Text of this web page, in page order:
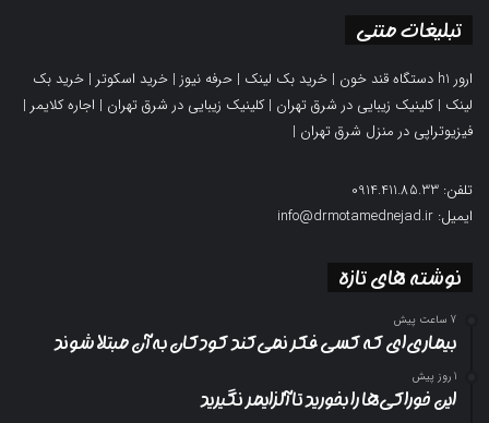
تبلیغات متنی
ارور h1 دستگاه قند خون | خرید بک لینک | حرفه نیوز | خرید اسکوتر | خرید بک
لینک |کلینیک زیبایی در شرق تهران |کلینیک زیبایی در شرق تهران | اجاره کلایمر |
فیزیوتراپی در منزل شرق تهران |
تلفن: 0914.411.85.33
ایمیل: info@drmotamednejad.ir
نوشته های تازه
7 ساعت پیش
بیماری‌ای که کسی فکر نمی‌کند کودکان به آن مبتلا شوند
1 روز پیش
این خوراکی‌ها را بخورید تا آلزایمر نگیرید